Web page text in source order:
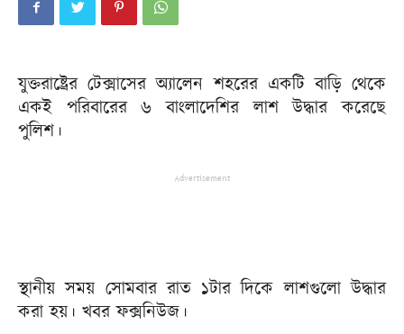
যুক্তরাষ্ট্রের টেক্সাসের অ্যালেন শহরের একটি বাড়ি থেকে
একই পরিবারের ৬ বাংলাদেশির লাশ উদ্ধার করেছে
পুলিশ।
Advertisement
স্থানীয় সময় সোমবার রাত ১টার দিকে লাশগুলো উদ্ধার
করা হয়। খবর ফক্সনিউজ।